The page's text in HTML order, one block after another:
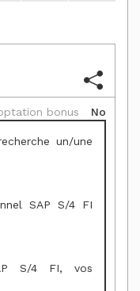
bonus No
un/une
SAP S/4 FI
S/4 FI, vos